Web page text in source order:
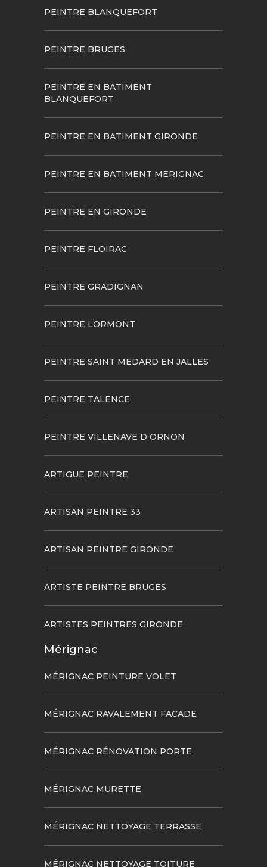
PEINTRE BLANQUEFORT
PEINTRE BRUGES
PEINTRE EN BATIMENT
BLANQUEFORT
PEINTRE EN BATIMENT GIRONDE
PEINTRE EN BATIMENT MERIGNAC
PEINTRE EN GIRONDE
PEINTRE FLOIRAC
PEINTRE GRADIGNAN
PEINTRE LORMONT
PEINTRE SAINT MEDARD EN JALLES
PEINTRE TALENCE
PEINTRE VILLENAVE D ORNON
ARTIGUE PEINTRE
ARTISAN PEINTRE 33
ARTISAN PEINTRE GIRONDE
ARTISTE PEINTRE BRUGES
ARTISTES PEINTRES GIRONDE
Mérignac
MÉRIGNAC PEINTURE VOLET
MÉRIGNAC RAVALEMENT FACADE
MÉRIGNAC RÉNOVATION PORTE
MÉRIGNAC MURETTE
MÉRIGNAC NETTOYAGE TERRASSE
MÉRIGNAC NETTOYAGE TOITURE